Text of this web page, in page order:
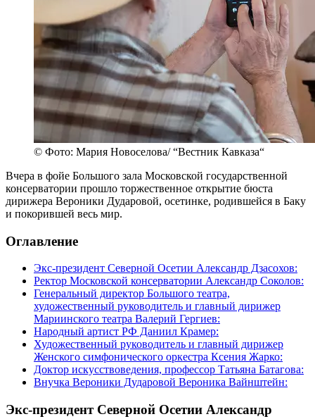
© Фото: Мария Новоселова/ “Вестник Кавказа“
Вчера в фойе Большого зала Московской государственной
консерватории прошло торжественное открытие бюста
дирижера Вероники Дударовой, осетинке, родившейся в Баку
и покорившей весь мир.
Оглавление
Экс-президент Северной Осетии Александр Дзасохов:
Ректор Московской консерватории Александр Соколов:
Генеральный директор Большого театра,
художественный руководитель и главный дирижер
Мариинского театра Валерий Гергиев:
Народный артист РФ Даниил Крамер:
Художественный руководитель и главный дирижер
Женского симфонического оркестра Ксения Жарко:
Доктор искусствоведения, профессор Татьяна Батагова:
Внучка Вероники Дударовой Вероника Вайнштейн:
Экс-президент Северной Осетии Александр